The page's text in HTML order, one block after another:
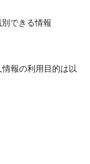
できる情報
報の利用目的は以